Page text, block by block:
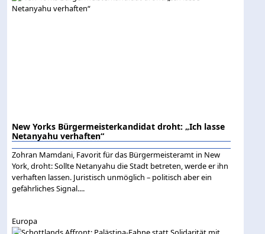
New Yorks Bürgermeisterkandidat droht: „Ich lasse
Netanyahu verhaften“
Zohran Mamdani, Favorit für das Bürgermeisteramt in New
York, droht: Sollte Netanyahu die Stadt betreten, werde er ihn
verhaften lassen. Juristisch unmöglich – politisch aber ein
gefährliches Signal....
Europa